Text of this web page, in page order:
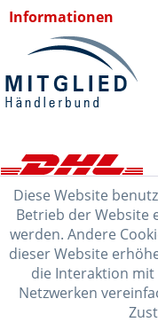
Informationen
Diese Website
Betrieb der Website
werden. Andere
dieser Website
die Interaktion mit
Netzwerken